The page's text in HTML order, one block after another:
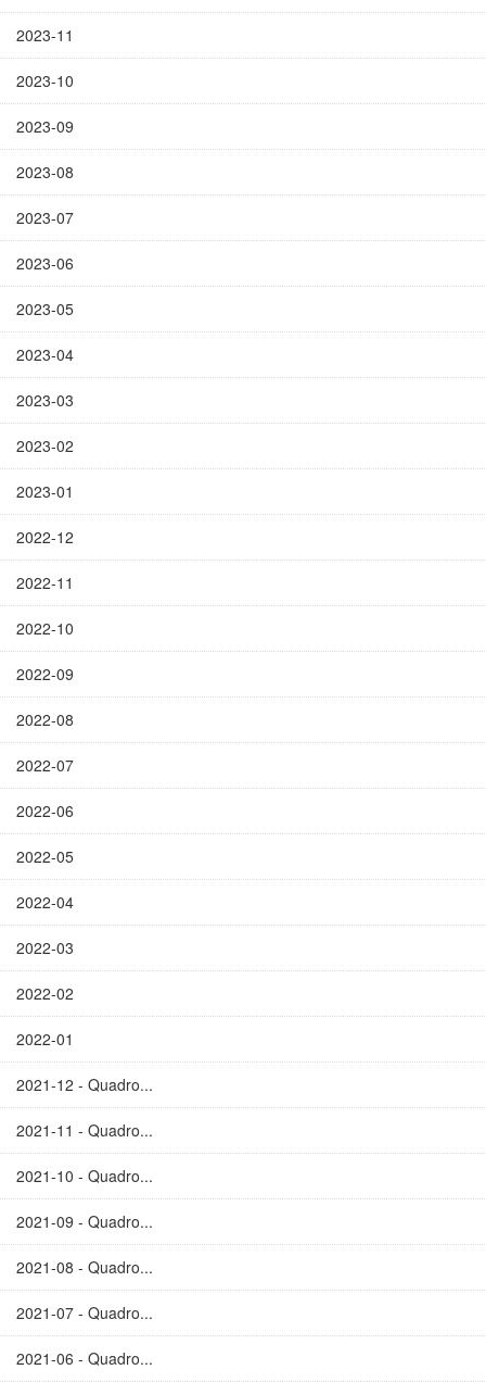
2023-11
2023-10
2023-09
2023-08
2023-07
2023-06
2023-05
2023-04
2023-03
2023-02
2023-01
2022-12
2022-11
2022-10
2022-09
2022-08
2022-07
2022-06
2022-05
2022-04
2022-03
2022-02
2022-01
2021-12 - Quadro...
2021-11 - Quadro...
2021-10 - Quadro...
2021-09 - Quadro...
2021-08 - Quadro...
2021-07 - Quadro...
2021-06 - Quadro...